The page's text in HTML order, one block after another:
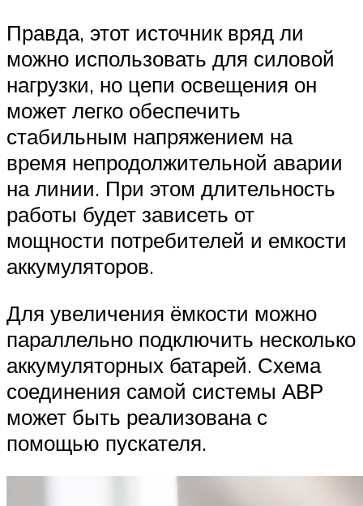
Правда, этот источник вряд ли
можно использовать для силовой
нагрузки, но цепи освещения он
может легко обеспечить
стабильным напряжением на
время непродолжительной аварии
на линии. При этом длительность
работы будет зависеть от
мощности потребителей и емкости
аккумуляторов.
Для увеличения ёмкости можно
параллельно подключить несколько
аккумуляторных батарей. Схема
соединения самой системы АВР
может быть реализована с
помощью пускателя.